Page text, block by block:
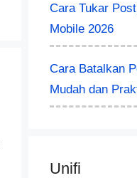
Cara Tukar
Mobile 2026
Cara Batalkan
Mudah dan
Unifi